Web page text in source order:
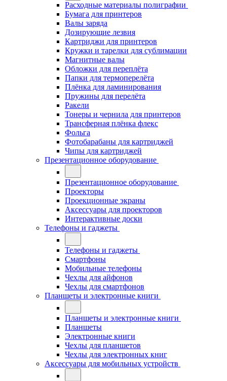
Расходные материалы полиграфии
Бумага для принтеров
Валы заряда
Дозирующие лезвия
Картриджи для принтеров
Кружки и тарелки для сублимации
Магнитные валы
Обложки для переплёта
Папки для термоперелёта
Плёнка для ламинирования
Пружины для перелёта
Ракели
Тонеры и чернила для принтеров
Трансферная плёнка флекс
Фольга
Фотобарабаны для картриджей
Чипы для картриджей
Презентационное оборудование
Презентационное оборудование
Проекторы
Проекционные экраны
Аксессуары для проекторов
Интерактивные доски
Телефоны и гаджеты
Телефоны и гаджеты
Смартфоны
Мобильные телефоны
Чехлы для айфонов
Чехлы для смартфонов
Планшеты и электронные книги
Планшеты и электронные книги
Планшеты
Электронные книги
Чехлы для планшетов
Чехлы для электронных книг
Аксессуары для мобильных устройств